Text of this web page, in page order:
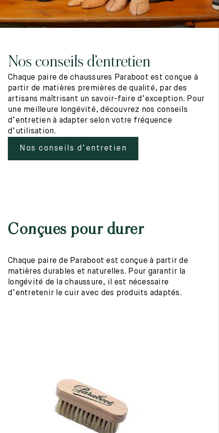
Nos conseils d’entretien
Chaque paire de chaussures Paraboot est conçue à
partir de matières premières de qualité, par des
artisans maîtrisant un savoir-faire d’exception. Pour
une meilleure longévité, découvrez nos conseils
d’entretien à adapter selon votre fréquence
d’utilisation.
Nos conseils d’entretien
Conçues pour durer
Chaque paire de Paraboot est conçue à partir de
matières durables et naturelles. Pour garantir la
longévité de la chaussure, il est nécessaire
d’entretenir le cuir avec des produits adaptés.